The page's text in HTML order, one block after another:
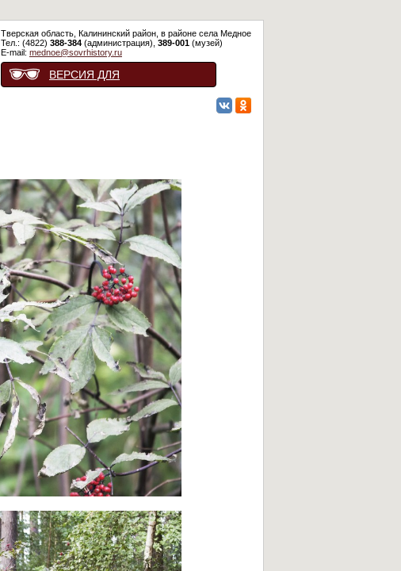
Тверская область, Калининский район, в районе села Медное
Тел.: (4822) 388-384 (администрация), 389-001 (музей)
E-mail: mednoe@sovrhistory.ru
ВЕРСИЯ ДЛЯ